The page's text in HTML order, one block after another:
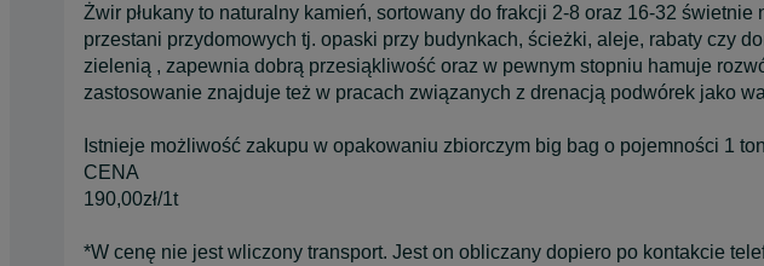
Żwir płukany to naturalny kamień, sortowany do frakcji 2-8 oraz 16-32 świetnie
przestani przydomowych tj. opaski przy budynkach, ścieżki, aleje, rabaty czy
zielenią , zapewnia dobrą przesiąkliwość oraz w pewnym stopniu hamuje
zastosowanie znajduje też w pracach związanych z drenacją podwórek jako
Istnieje możliwość zakupu w opakowaniu zbiorczym big bag o pojemności 1
CENA
190,00zł/1t
*W cenę nie jest wliczony transport. Jest on obliczany dopiero po kontakcie